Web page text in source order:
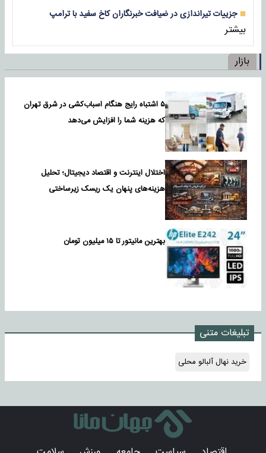
جزییات تیراندازی در ضیافت خبرنگاران کاخ سفید با ترامپ
بیشتر
بازار
۵ اشتباه رایج هنگام اسباب‌کشی در شرق تهران
که هزینه شما را افزایش می‌دهد
اختلال اینترنت و اقتصاد دیجیتال؛ تحلیل
هزینه‌های پنهان یک ریسک زیرساختی
بهترین مانیتور تا ۱۵ میلیون تومان
تبلیغات متنی
خرید نهال آلبالو محلی